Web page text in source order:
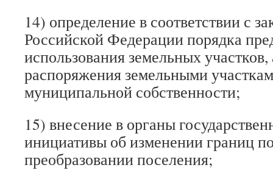
14) определение в соответствии с
Российской Федерации порядка
использования земельных
распоряжения земельными
муниципальной собственности;
15) внесение в органы
инициативы об изменении границ
преобразовании поселения;